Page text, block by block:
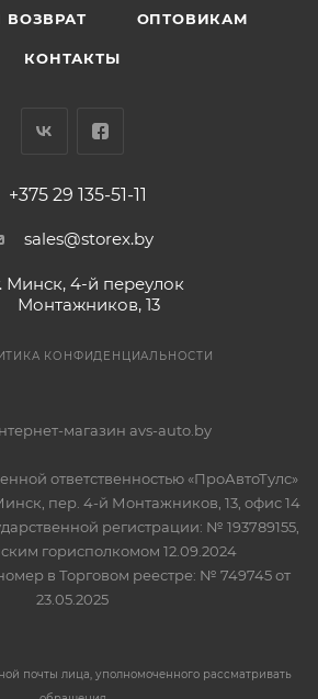
ВОЗВРАТ ОПТОВИКАМ
КОНТАКТЫ
+375 29 135-51-11
sales@storex.by
Минск, 4-й переулок
Монтажников, 13
КОНФИДЕНЦИАЛЬНОСТИ
магазин avs-auto.by
ответственностью «ПроАвтоТулс»
пер. 4-й Монтажников, 13, офис 14
регистрации: № 193789155,
горисполкомом 12.09.2024
в Торговом реестре: № 749745 от
23.05.2025
почты лица, уполномоченного рассматривать